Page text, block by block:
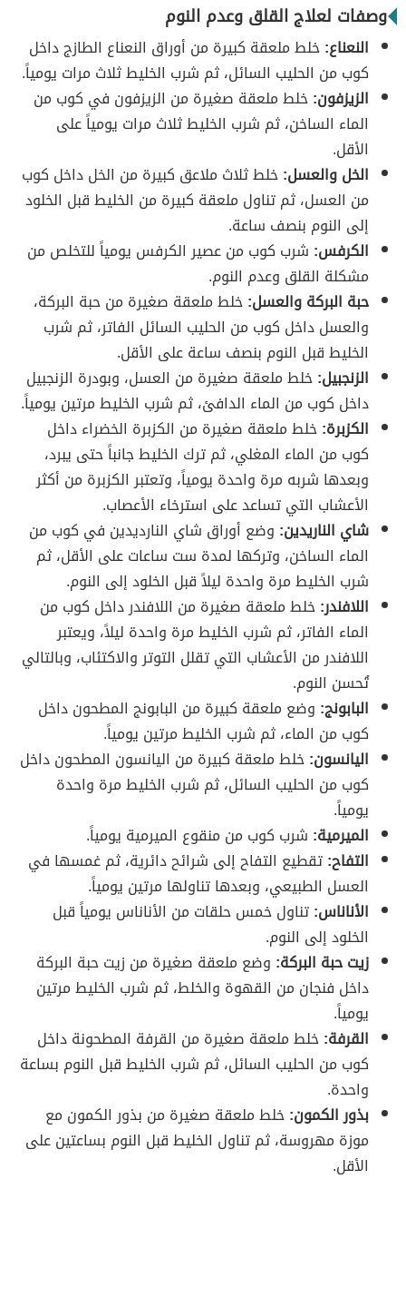
وصفات لعلاج القلق وعدم النوم
النعناع:خلط ملعقة كبيرة من أوراق النعناع الطازج داخل
كوب من الحليب السائل، ثم شرب الخليط ثلاث مرات يومياً.
الزيزفون:خلط ملعقة صغيرة من الزيزفون في كوب من
الماء الساخن، ثم شرب الخليط ثلاث مرات يومياً على
الأقل.
الخل والعسل:خلط ثلاث ملاعق كبيرة من الخل داخل كوب
من العسل، ثم تناول ملعقة كبيرة من الخليط قبل الخلود
إلى النوم بنصف ساعة.
الكرفس: شرب كوب من عصير الكرفس يومياً للتخلص من
مشكلة القلق وعدم النوم.
حبة البركة والعسل:خلط ملعقة صغيرة من حبة البركة،
والعسل داخل كوب من الحليب السائل الفاتر، ثم شرب
الخليط قبل النوم بنصف ساعة على الأقل.
الزنجبيل:خلط ملعقة صغيرة من العسل، وبودرة الزنجبيل
داخل كوب من الماء الدافئ، ثم شرب الخليط مرتين يومياً.
الكزبرة:خلط ملعقة صغيرة من الكزبرة الخضراء داخل
كوب من الماء المغلي، ثم ترك الخليط جانباً حتى يبرد،
وبعدها شربه مرة واحدة يومياً، وتعتبر الكزبرة من أكثر
الأعشاب التي تساعد على استرخاء الأعصاب.
شاي الناريدين: وضع أوراق شاي النارديدين في كوب من
الماء الساخن، وتركها لمدة ست ساعات على الأقل، ثم
شرب الخليط مرة واحدة ليلاً قبل الخلود إلى النوم.
اللافندر:خلط ملعقة صغيرة من اللافندر داخل كوب من
الماء الفاتر، ثم شرب الخليط مرة واحدة ليلاً، ويعتبر
اللافندر من الأعشاب التي تقلل التوتر والاكتئاب، وبالتالي
تُحسن النوم.
البابونج: وضع ملعقة كبيرة من البابونج المطحون داخل
كوب من الماء، ثم شرب الخليط مرتين يومياً.
اليانسون:خلط ملعقة كبيرة من اليانسون المطحون داخل
كوب من الحليب السائل، ثم شرب الخليط مرة واحدة
يومياً.
الميرمية: شرب كوب من منقوع الميرمية يومياً.
التفاح:تقطيع التفاح إلى شرائح دائرية، ثم غمسها في
العسل الطبيعي، وبعدها تناولها مرتين يومياً.
الأناناس:تناول خمس حلقات من الأناناس يومياً قبل
الخلود إلى النوم.
زيت حبة البركة: وضع ملعقة صغيرة من زيت حبة البركة
داخل فنجان من القهوة والخلط، ثم شرب الخليط مرتين
يومياً.
القرفة:خلط ملعقة صغيرة من القرفة المطحونة داخل
كوب من الحليب السائل، ثم شرب الخليط قبل النوم بساعة
واحدة.
بذور الكمون:خلط ملعقة صغيرة من بذور الكمون مع
موزة مهروسة، ثم تناول الخليط قبل النوم بساعتين على
الأقل.